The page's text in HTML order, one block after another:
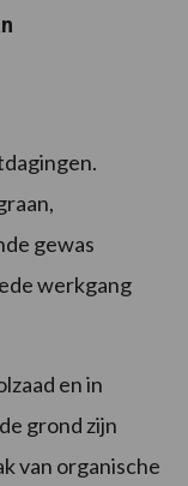
gewas
werkgang
en in
grond zijn
van organische